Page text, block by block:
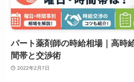
パート薬剤師の時給相場｜高時
間帯と交渉術
2022年2月7日